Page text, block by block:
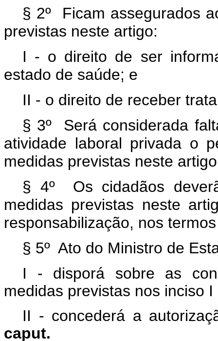
§ 2º Ficam assegurados
previstas neste artigo:
I - o direito de ser
estado de saúde; e
II - o direito de receber
§ 3º Será considerada
atividade laboral privada o
medidas previstas neste
§ 4º Os cidadãos
medidas previstas neste
responsabilização, nos
§ 5º Ato do Ministro de
I - disporá sobre as
medidas previstas nos inciso
II - concederá a
caput.